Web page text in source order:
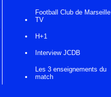
Football Club de Marseille
TV
H+1
Interview JCDB
Les 3 enseignements du
match